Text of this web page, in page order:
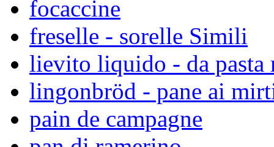
focaccine
freselle - sorelle Simili
lievito liquido - da pasta
lingonbröd - pane ai
pain de campagne